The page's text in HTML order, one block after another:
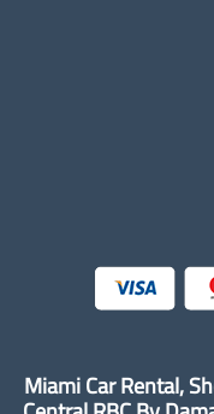
Miami Car Rental,